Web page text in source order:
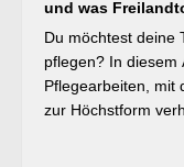
Schicht das
schützt sie vor
Schichtdicke liegt
Abstand zum
vermeiden.
und was
Du möchtest deine
pflegen? In diesem
Pflegearbeiten, mit
zur Höchstform